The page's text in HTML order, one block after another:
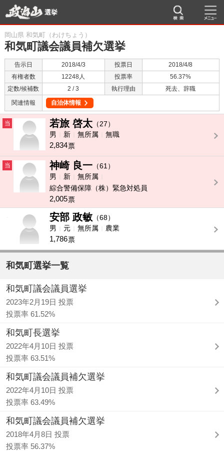
選挙
岡山県 和気町（わけちょう）
和気町議会議員補欠選挙
告示日 2018/4/3 投票日
2018/4/8
有権者数
12248人 投票率
56.37%
定数/候補数
2 / 3 執行理由
死去、辞職
関連情報
自治体情報
当 若旅 啓太 （27）
男
新 無所属 無職
2,834票
当 神崎 良一 （61）
男
新
無所属
綜合警備保障（株）緊急対処員
2,005票
安部 政敏 （68）
男
元 無所属 農業
1,786票
和気町選挙一覧
和気町議会議員選挙
2023年2月19日 投票
投票率 61.52%
和気町長選挙
2022年4月10日 投票
投票率 63.51%
和気町議会議員補欠選挙
2022年4月10日 投票
投票率 63.49%
和気町議会議員補欠選挙
2018年4月8日 投票
投票率 56.37%